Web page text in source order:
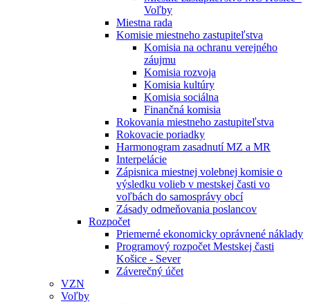
Voľby
Miestna rada
Komisie miestneho zastupiteľstva
Komisia na ochranu verejného
záujmu
Komisia rozvoja
Komisia kultúry
Komisia sociálna
Finančná komisia
Rokovania miestneho zastupiteľstva
Rokovacie poriadky
Harmonogram zasadnutí MZ a MR
Interpelácie
Zápisnica miestnej volebnej komisie o
výsledku volieb v mestskej časti vo
voľbách do samosprávy obcí
Zásady odmeňovania poslancov
Rozpočet
Priemerné ekonomicky oprávnené náklady
Programový rozpočet Mestskej časti
Košice - Sever
Záverečný účet
VZN
Voľby